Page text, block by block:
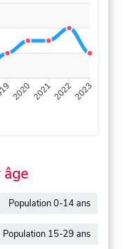
2020202120222023
Population 0-14 ans
Population 15-29 ans